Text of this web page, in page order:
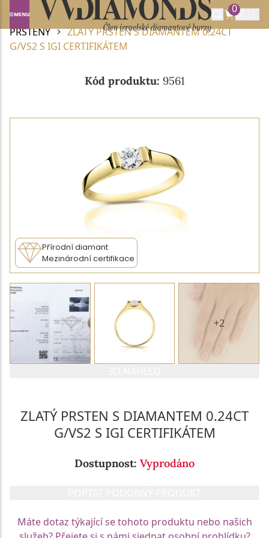
0
Domů DIAMANTOVÉ ŠPERKY
DIAMANTOVÉ
PRSTENY
ZLATÝ PRSTEN S DIAMANTEM 0.24CT
G/VS2 S IGI CERTIFIKÁTEM
Kód produktu: 9561
Přírodní diamant
Mezinárodní certifikace
+2
ZLATÝ PRSTEN S DIAMANTEM 0.24CT
G/VS2 S IGI CERTIFIKÁTEM
Dostupnost: Vyprodáno
Máte dotaz týkající se tohoto produktu nebo našich